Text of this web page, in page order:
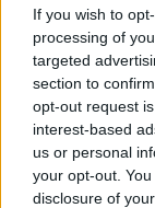
If you wish to
processing of
targeted
section to
opt-out request
interest-based
us or personal
your opt-out.
disclosure of
zona vicino al
Un turista tedesco
un sentiero
ricca di rovi e pruni
È intervenuta la